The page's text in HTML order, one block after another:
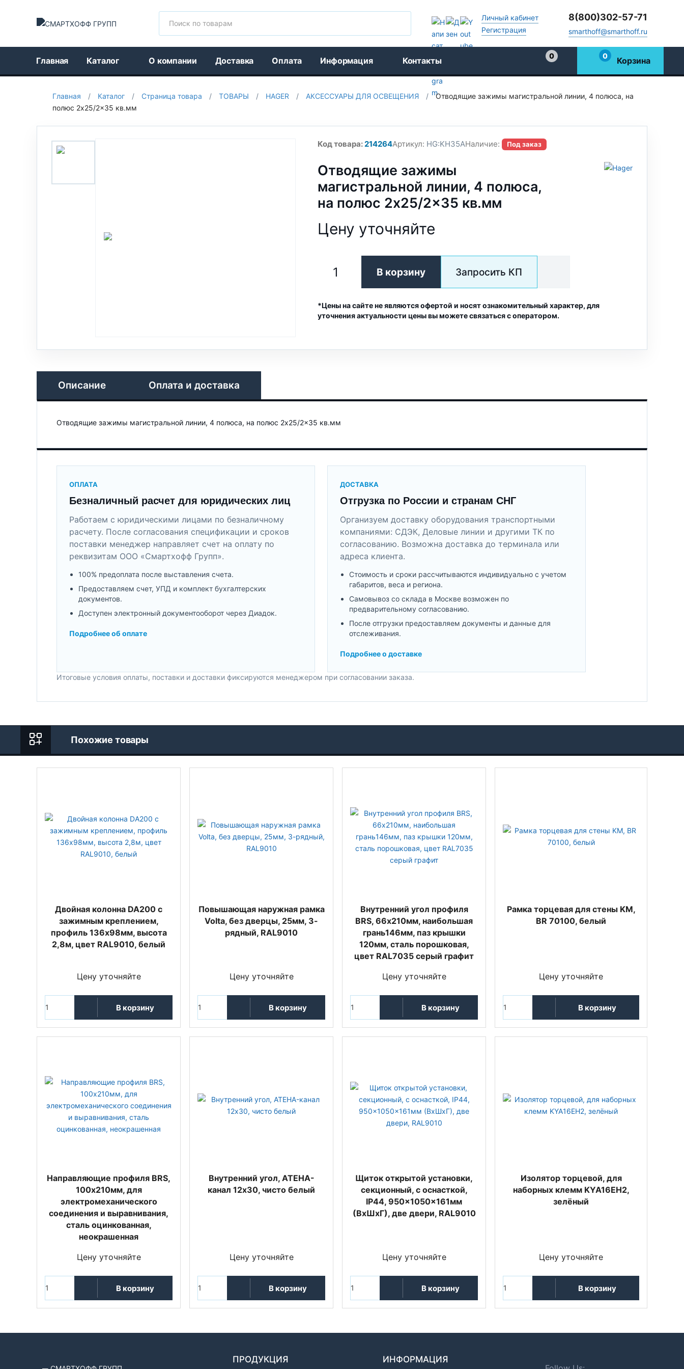
Личный кабинет
Регистрация
8(800)302-57-71
smarthoff@smarthoff.ru
Главная Каталог О компании Доставка Оплата Информация Контакты
0
0 Корзина
Главная / Каталог / Страница товара / ТОВАРЫ / HAGER / АКСЕССУАРЫ ДЛЯ ОСВЕЩЕНИЯ /
Отводящие зажимы магистральной линии, 4 полюса, на
полюс 2x25/2x35 кв.мм
Код товара:214264Артикул: HG:KH35AНаличие: Под заказ
Отводящие зажимы
магистральной линии, 4 полюса,
на полюс 2x25/2x35 кв.мм
Цену уточняйте
В корзину Запросить КП
*Цены на сайте не являются офертой и носят ознакомительный характер, для
уточнения актуальности цены вы можете связаться с оператором.
Описание Оплата и доставка
Отводящие зажимы магистральной линии, 4 полюса, на полюс 2x25/2x35 кв.мм
ОПЛАТА
Безналичный расчет для юридических лиц
Работаем с юридическими лицами по безналичному
расчету. После согласования спецификации и сроков
поставки менеджер направляет счет на оплату по
реквизитам ООО «Смартхофф Групп».
100% предоплата после выставления счета.
Предоставляем счет, УПД и комплект бухгалтерских
документов.
Доступен электронный документооборот через Диадок.
Подробнее об оплате
ДОСТАВКА
Отгрузка по России и странам СНГ
Организуем доставку оборудования транспортными
компаниями: СДЭК, Деловые линии и другими ТК по
согласованию. Возможна доставка до терминала или
адреса клиента.
Стоимость и сроки рассчитываются индивидуально с учетом
габаритов, веса и региона.
Самовывоз со склада в Москве возможен по
предварительному согласованию.
После отгрузки предоставляем документы и данные для
отслеживания.
Подробнее о доставке
Итоговые условия оплаты, поставки и доставки фиксируются менеджером при согласовании заказа.
Похожие товары
Двойная колонна DA200 с
зажимным креплением,
профиль 136х98мм, высота
2,8м, цвет RAL9010, белый
Цену уточняйте
В корзину
Повышающая наружная рамка
Volta, без дверцы, 25мм, 3-
рядный, RAL9010
Цену уточняйте
В корзину
Внутренний угол профиля
BRS, 66х210мм, наибoльшая
грань146мм, паз крышки
120мм, сталь порошковая,
цвет RAL7035 серый графит
Цену уточняйте
В корзину
Рамка торцевая для стены KM,
BR 70100, белый
Цену уточняйте
В корзину
Направляющие профиля BRS,
100х210мм, для
электромеханического
соединения и выравнивания,
сталь оцинкованная,
неокрашенная
Цену уточняйте
В корзину
Внутренний угол, ATEHA-
канал 12x30, чисто белый
Цену уточняйте
В корзину
Щиток открытой установки,
секционный, с оснасткой,
IP44, 950x1050x161мм
(ВхШхГ), две двери, RAL9010
Цену уточняйте
В корзину
Изолятор торцевой, для
наборных клемм KYA16EH2,
зелёный
Цену уточняйте
В корзину
ПРОДУКЦИЯ
ИНФОРМАЦИЯ